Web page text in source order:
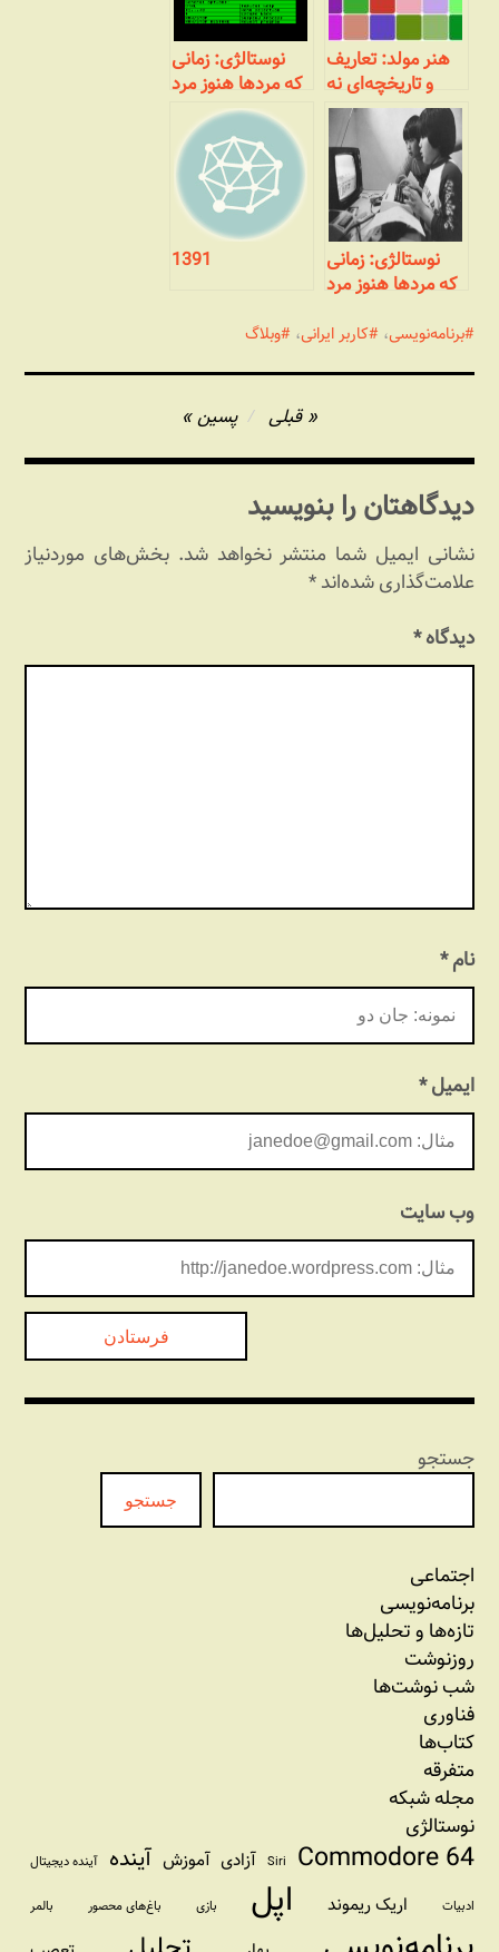
هنر مولد: تعاریف
و تاریخچه‌ای نه
چندان مختصر
نوستالژی: زمانی
که مردها هنوز مرد
بودند! (بخش دوم-
دردسرهای
نرم‌افزار)
نوستالژی: زمانی
که مردها هنوز مرد
پایانی- هک‌های
1391
برنامه‌نویسی، کاربر ایرانی، وبلاگ
نوشته
قبلی پسین
دیدگاهتان را بنویسید
نشانی ایمیل شما منتشر نخواهد شد. بخش‌های موردنیاز
علامت‌گذاری شده‌اند*
دیدگاه*
نام*
ایمیل*
وب‌ سایت
جستجو
جستجو
اجتماعی
برنامه‏‌نویسی
تازه‌‌ها و تحلیل‌ها
روزنوشت
شب نوشت‌ها
فناوری
کتاب‌ها
متفرقه
مجله شبکه
نوستالژی
Commodore 64
Siri آزادی آموزش آینده آینده دیجیتال
ادبیات اریک ریموند اپل بازی باغ‌های محصور بالمر